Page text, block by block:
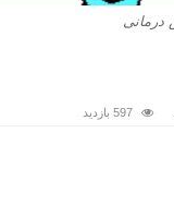
درمانی
597 بازدید